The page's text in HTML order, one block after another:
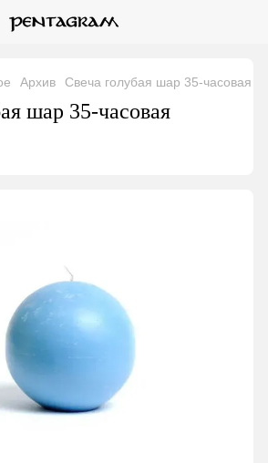
Архив Свеча голубая шар 35-часовая
шар 35-часовая